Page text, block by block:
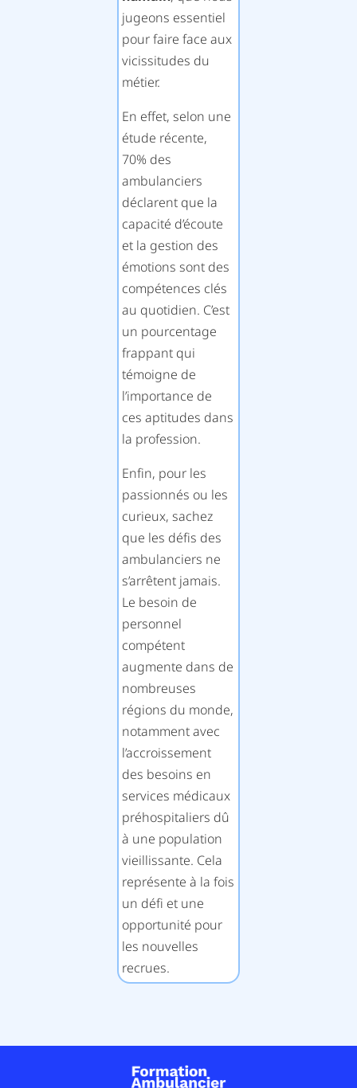
jugeons essentiel
pour faire face aux
vicissitudes du
métier.
En effet, selon une
étude récente,
70% des
ambulanciers
déclarent que la
capacité d’écoute
et la gestion des
émotions sont des
compétences clés
au quotidien. C’est
un pourcentage
frappant qui
témoigne de
l’importance de
ces aptitudes dans
la profession.
Enfin, pour les
passionnés ou les
curieux, sachez
que les défis des
ambulanciers ne
s’arrêtent jamais.
Le besoin de
personnel
compétent
augmente dans de
nombreuses
régions du monde,
notamment avec
l’accroissement
des besoins en
services médicaux
préhospitaliers dû
à une population
vieillissante. Cela
représente à la fois
un défi et une
opportunité pour
les nouvelles
recrues.